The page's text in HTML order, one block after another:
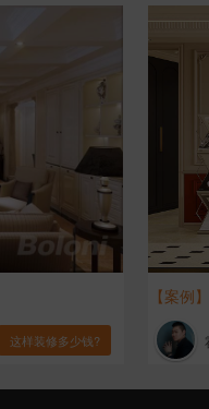
这样装修多少钱?
【案例】